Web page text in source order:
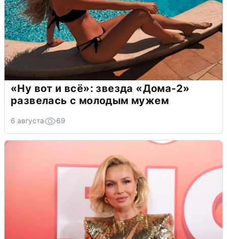
«Ну вот и всё»: звезда «Дома-2»
развелась с молодым мужем
6 августа 69